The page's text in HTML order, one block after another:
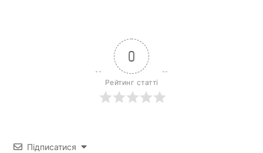
0
Рейтинг статті
Підписатися